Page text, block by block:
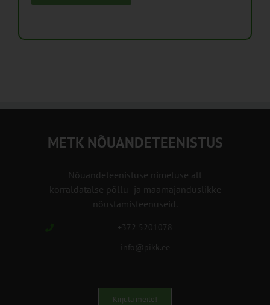
METK NÕUANDETEENISTUS
Nõuandeteenistuse nimetuse alt
korraldatalse põllu- ja maamajanduslikke
nõustamisteenuseid.
+372 5201078
info@pikk.ee
Kirjuta meile!